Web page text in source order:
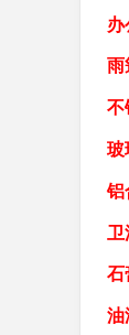
办
雨
不
铝
卫
石
油